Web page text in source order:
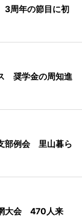
周年の節目に初
奨学金の周知進
部例会 里山暮ら
大会 470人来